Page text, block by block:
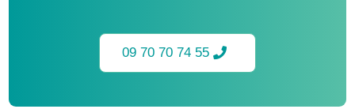
09 70 70 74 55